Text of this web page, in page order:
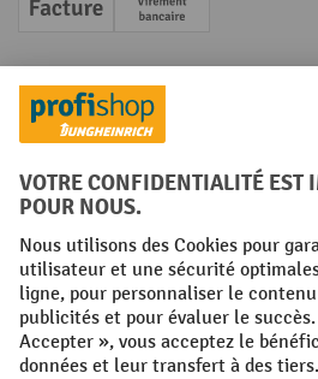
Facture Paiement anticipé
Réseaux sociaux
Facebook
YouTube
LinkedInInstagram
Conditions générales Mentions
Protection des Données
All prices excl. VAT plusshipping costs